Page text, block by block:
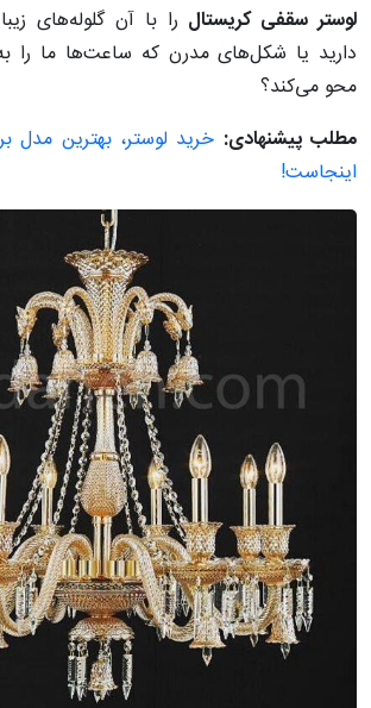
لوستر سقفی کریستال را با آن گلوله‌های
دارید یا شکل‌های مدرن که ساعت‌ها ما را
محو می‌کند؟
مطلب پیشنهادی: خرید لوستر، بهترین مدل
اینجاست!